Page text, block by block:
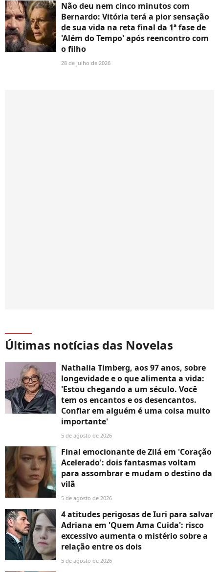
Não deu nem cinco minutos com
Bernardo: Vitória terá a pior sensação
de sua vida na reta final da 1ª fase de
'Além do Tempo' após reencontro com
o filho
28 de julho de 2026
Últimas notícias das Novelas
Nathalia Timberg, aos 97 anos, sobre
longevidade e o que alimenta a vida:
'Estou chegando a um século. Você
tem os encantos e os desencantos.
Confiar em alguém é uma coisa muito
importante'
5 de agosto de 2026
Final emocionante de Zilá em 'Coração
Acelerado': dois fantasmas voltam
para assombrar e mudam o destino da
vilã
5 de agosto de 2026
4 atitudes perigosas de Iuri para salvar
Adriana em 'Quem Ama Cuida': risco
excessivo aumenta o mistério sobre a
relação entre os dois
5 de agosto de 2026